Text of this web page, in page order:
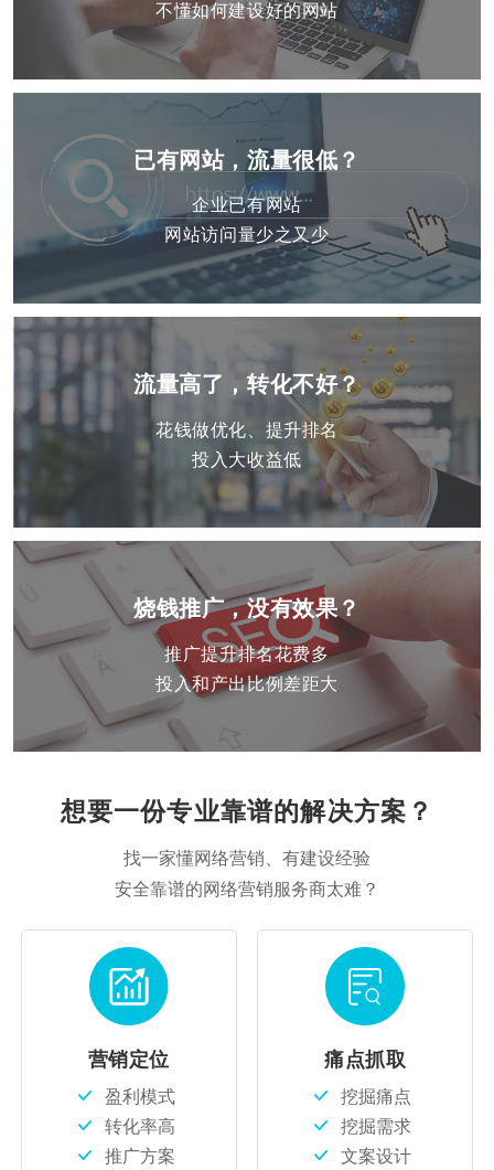
不懂如何建设好的网站
已有网站，流量很低？
企业已有网站
网站访问量少之又少
流量高了，转化不好？
花钱做优化、提升排名
投入大收益低
烧钱推广，没有效果？
推广提升排名花费多
投入和产出比例差距大
想要一份专业靠谱的解决方案？
找一家懂网络营销、有建设经验
安全靠谱的网络营销服务商太难？
营销定位
盈利模式
转化率高
推广方案
痛点抓取
挖掘痛点
挖掘需求
文案设计